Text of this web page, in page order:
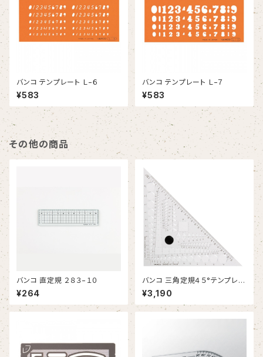
バンコ テンプレート Ｌ−６
¥583
バンコ テンプレート Ｌ−７
¥583
その他の商品
バンコ 直定規 ２８３−１０
¥264
バンコ 三角定規４５°テンプレー
トプラス
¥3,190